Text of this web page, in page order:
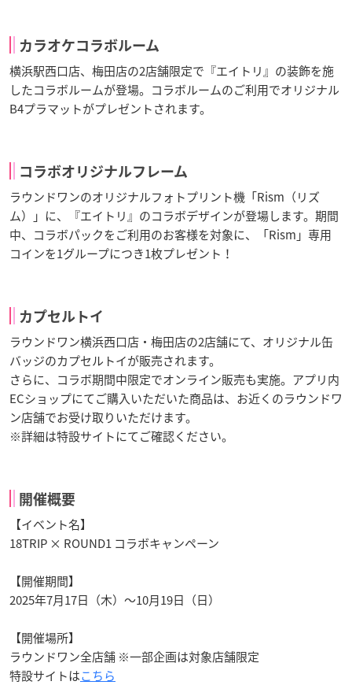
カラオケコラボルーム
横浜駅西口店、梅田店の2店舗限定で『エイトリ』の装飾を施
したコラボルームが登場。コラボルームのご利用でオリジナル
B4プラマットがプレゼントされます。
コラボオリジナルフレーム
ラウンドワンのオリジナルフォトプリント機「Rism（リズ
ム）」に、『エイトリ』のコラボデザインが登場します。期間
中、コラボパックをご利用のお客様を対象に、「Rism」専用
コインを1グループにつき1枚プレゼント！
カプセルトイ
ラウンドワン横浜西口店・梅田店の2店舗にて、オリジナル缶
バッジのカプセルトイが販売されます。
さらに、コラボ期間中限定でオンライン販売も実施。アプリ内
ECショップにてご購入いただいた商品は、お近くのラウンドワ
ン店舗でお受け取りいただけます。
※詳細は特設サイトにてご確認ください。
開催概要
【イベント名】
18TRIP × ROUND1 コラボキャンペーン
【開催期間】
2025年7月17日（木）〜10月19日（日）
【開催場所】
ラウンドワン全店舗 ※一部企画は対象店舗限定
特設サイトはこちら